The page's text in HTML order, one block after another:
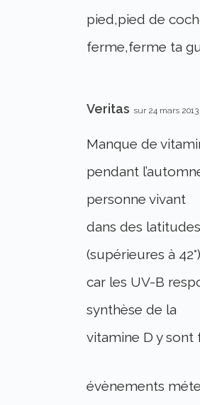
pied,pied de
ferme,ferme ta
Veritas sur 24 mars
Manque de
pendant
personne vivant
dans des
(supérieures à
car les UV-B
synthèse de la
vitamine D y sont
évènements